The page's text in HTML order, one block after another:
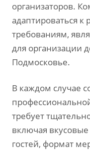
организаторов.
адаптироваться
требованиям‚
для организации
Подмосковье.
В каждом случае
требует
включая
гостей‚ формат